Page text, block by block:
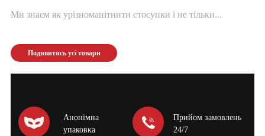
Ми знаєм як урізноманітнити стосунки і не тільки...
Подивитись усі товари
Анонімна
упаковка
Прийом замовлень
24/7